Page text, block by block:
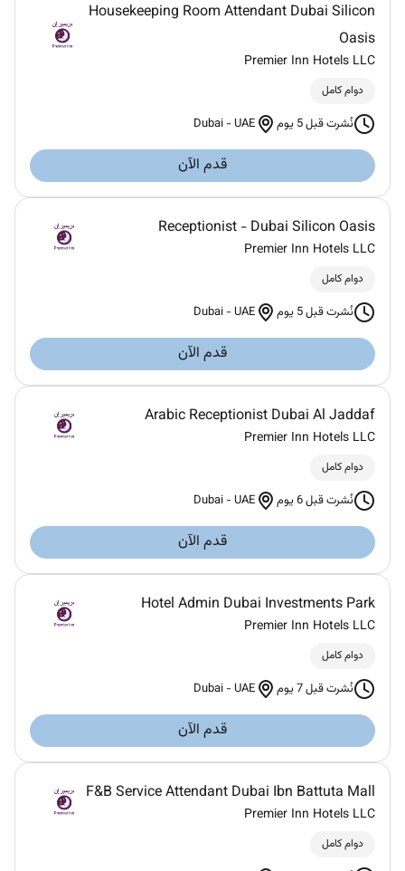
Housekeeping Room Attendant Dubai Silicon
Oasis
Premier Inn Hotels LLC
دوام كامل
نُشرت قبل 5 يوم Dubai -UAE
قدم الآن
Receptionist - Dubai Silicon Oasis
Premier Inn Hotels LLC
دوام كامل
نُشرت قبل 5 يوم Dubai -UAE
قدم الآن
Arabic Receptionist Dubai Al Jaddaf
Premier Inn Hotels LLC
دوام كامل
نُشرت قبل 6 يوم Dubai -UAE
قدم الآن
Hotel Admin Dubai Investments Park
Premier Inn Hotels LLC
دوام كامل
نُشرت قبل 7 يوم Dubai -UAE
قدم الآن
F&B Service Attendant Dubai Ibn Battuta Mall
Premier Inn Hotels LLC
دوام كامل